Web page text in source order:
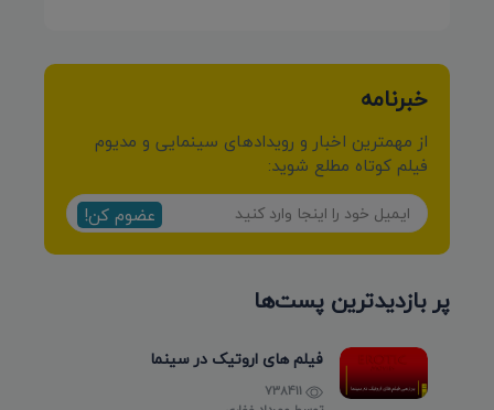
خبرنامه
از مهمترین اخبار و رویدادهای سینمایی و مدیوم
فیلم کوتاه مطلع شوید:
عضوم کن!
پر بازدیدترین پست‌ها
فیلم های اروتیک در سینما